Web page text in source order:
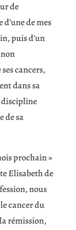
de
de mes
puis d’un
cancers,
dans sa
discipline
de sa
prochain »
Elisabeth de
nous
cancer du
rémission,